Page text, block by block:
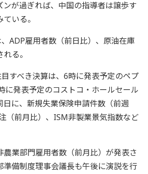
ンが過ぎれば、中国の指導者は譲歩す
いる。
ADP雇用者数（前日比）、原油在庫
る。
すべき決算は、6時に発表予定のペプ
に発表予定のコストコ・ホールセール
日に、新規失業保険申請件数（前週
（前月比）、ISM非製業景気指数など
農業部門雇用者数（前月比）が発表さ
準備制度理事会議長も午後に演説を行